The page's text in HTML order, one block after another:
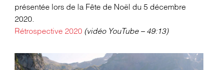
présentée lors de la Fête de Noël du 5 décembre
2020.
Rétrospective 2020 (vidéo YouTube – 49:13)